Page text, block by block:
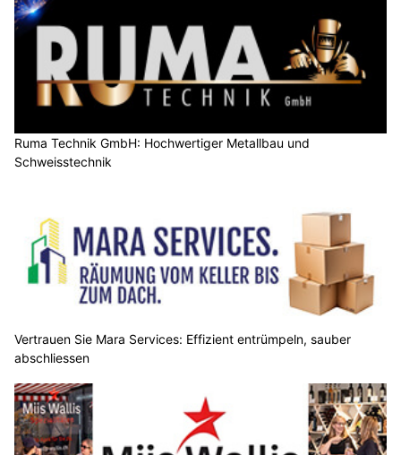
Ruma Technik GmbH: Hochwertiger Metallbau und
Schweisstechnik
Vertrauen Sie Mara Services: Effizient entrümpeln, sauber
abschliessen